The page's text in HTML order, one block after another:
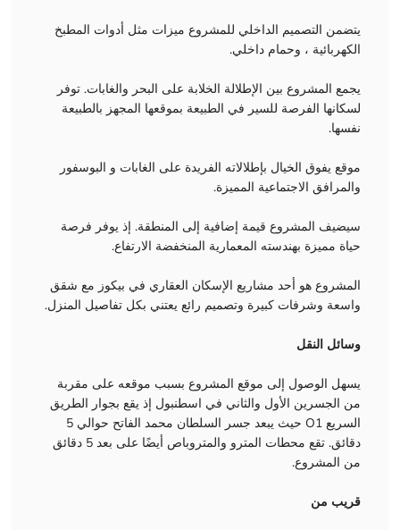
يتضمن التصميم الداخلي للمشروع ميزات مثل أدوات المطبخ
الكهربائية ، وحمام داخلي.
يجمع المشروع بين الإطلالة الخلابة على البحر والغابات. توفر
لسكانها الفرصة للسير في الطبيعة بموقعها المجهز بالطبيعة
نفسها.
موقع يفوق الخيال بإطلالاته الفريدة على الغابات و البوسفور
والمرافق الاجتماعية المميزة.
سيضيف المشروع قيمة إضافية إلى المنطقة. إذ يوفر فرصة
حياة مميزة بهندسته المعمارية المنخفضة الارتفاع.
المشروع هو أحد مشاريع الإسكان العقاري في بيكوز مع شقق
واسعة وشرفات كبيرة وتصميم رائع يعتني بكل تفاصيل المنزل.
وسائل النقل
يسهل الوصول إلى موقع المشروع بسبب موقعه على مقربة
من الجسرين الأول والثاني في اسطنبول إذ يقع بجوار الطريق
السريع O1 حيث يبعد جسر السلطان محمد الفاتح حوالي 5
دقائق. تقع محطات المترو والمتروباص أيضًا على بعد 5 دقائق
من المشروع.
قريب من